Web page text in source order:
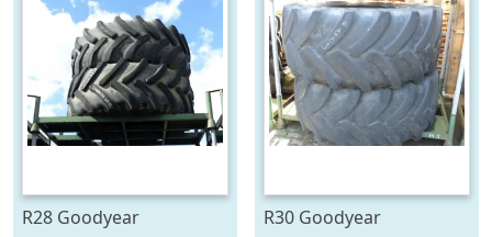
R28 Goodyear
R30 Goodyear